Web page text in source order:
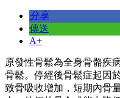
分享
傳送
A+
原發性骨鬆為全身骨骼疾
骨鬆。停經後骨鬆症起因
致骨吸收增加，短期內骨